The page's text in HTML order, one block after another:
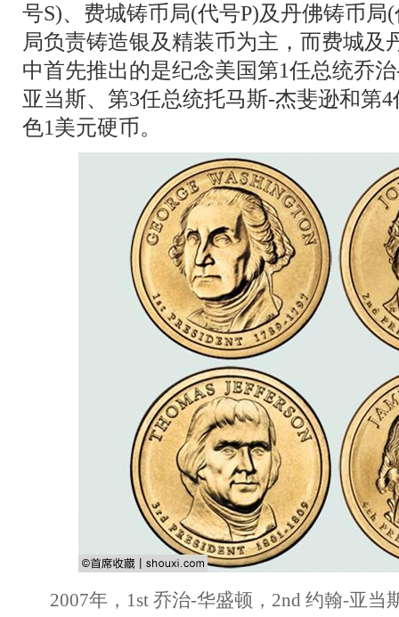
号S)、费城铸币局(代号P)及丹佛铸币
局负责铸造银及精装币为主，而费城及
中首先推出的是纪念美国第1任总统乔
亚当斯、第3任总统托马斯-杰斐逊和第
色1美元硬币。
2007年，1st 乔治-华盛顿，2nd 约翰-亚当